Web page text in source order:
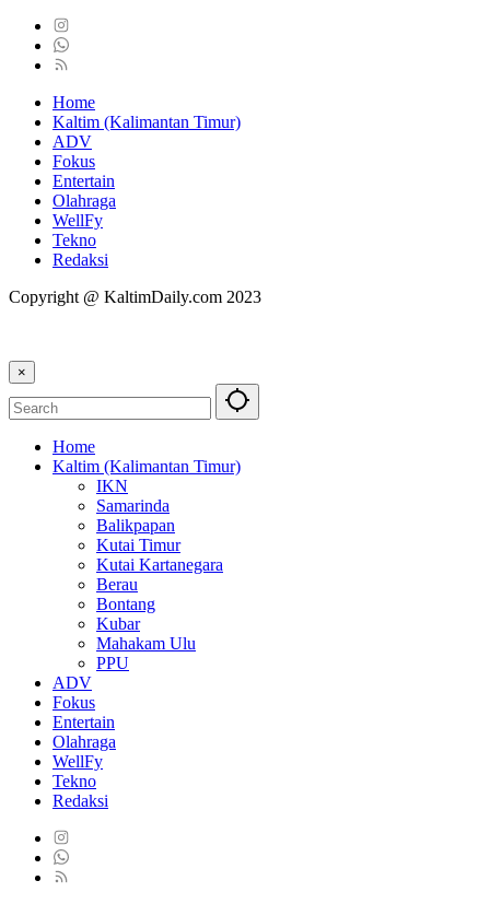
Home
Kaltim (Kalimantan Timur)
ADV
Fokus
Entertain
Olahraga
WellFy
Tekno
Redaksi
Copyright @ KaltimDaily.com 2023
×
Home
Kaltim (Kalimantan Timur)
IKN
Samarinda
Balikpapan
Kutai Timur
Kutai Kartanegara
Berau
Bontang
Kubar
Mahakam Ulu
PPU
ADV
Fokus
Entertain
Olahraga
WellFy
Tekno
Redaksi